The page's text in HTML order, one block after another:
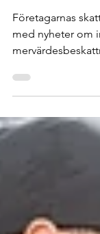
Många
med nyheter om
förmiddag för
diskussioner.